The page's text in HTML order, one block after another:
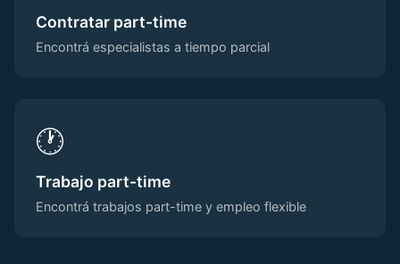
Contratar part-time
Encontrá especialistas a tiempo parcial
🕐
Trabajo part-time
Encontrá trabajos part-time y empleo flexible